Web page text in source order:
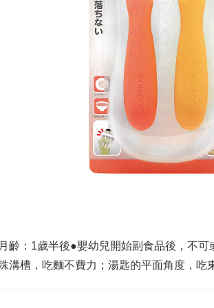
齡：1歲半後●嬰幼兒開始副食品後，不
溝槽，吃麵不費力；湯匙的平面角度，